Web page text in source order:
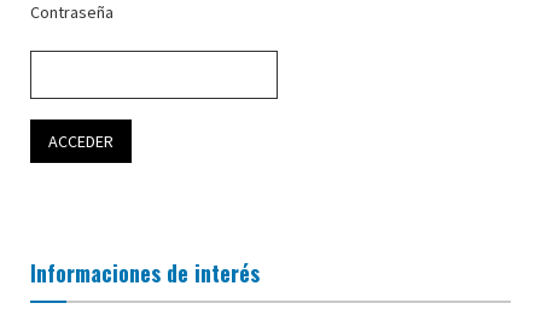
Contraseña
Informaciones de interés